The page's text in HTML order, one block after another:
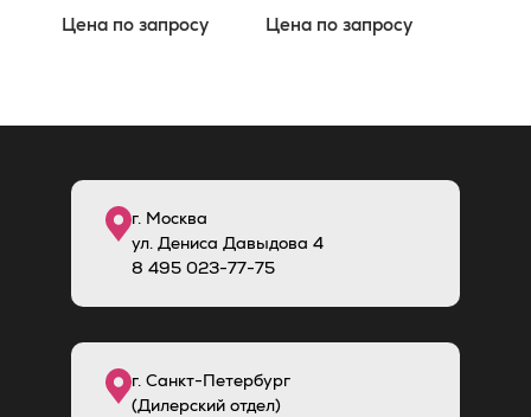
Цена по запросу Цена по запросу
г. Москва
ул. Дениса Давыдова 4
8 495 023-77-75
г. Санкт-Петербург
(Дилерский отдел)